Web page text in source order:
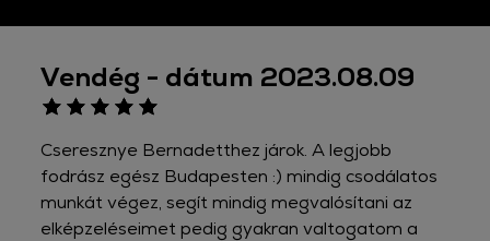
Vendég - dátum 2023.08.09
Cseresznye Bernadetthez járok. A legjobb
fodrász egész Budapesten :) mindig csodálatos
munkát végez, segít mindig megvalósítani az
elképzeléseimet pedig gyakran valtogatom a